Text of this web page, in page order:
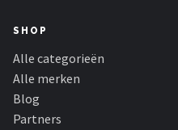
SHOP
Alle categorieën
Alle merken
Blog
Partners